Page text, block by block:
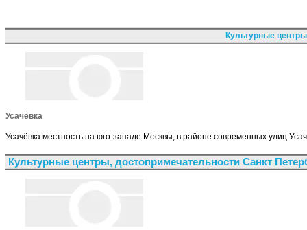
Культурные
Усачёвка
Усачёвка местность на юго-западе Москвы, в районе современных улиц
Культурные центры, достопримечательности Санкт